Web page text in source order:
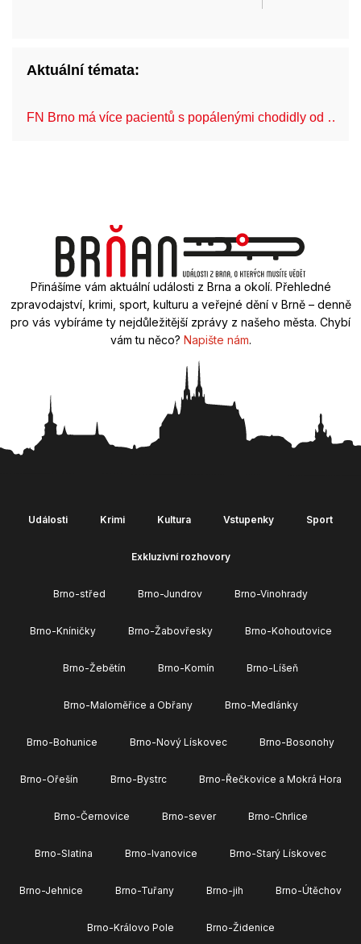
Aktuální témata:
FN Brno má více pacientů s popálenými chodidly od …
Přinášíme vám aktuální události z Brna a okolí. Přehledné
zpravodajství, krimi, sport, kulturu a veřejné dění v Brně – denně
pro vás vybíráme ty nejdůležitější zprávy z našeho města. Chybí
vám tu něco? Napište nám.
Události Krimi Kultura Vstupenky Sport
Exkluzivní rozhovory
Brno-střed Brno-Jundrov Brno-Vinohrady
Brno-Kníničky Brno-Žabovřesky Brno-Kohoutovice
Brno-Žebětín Brno-Komín Brno-Líšeň
Brno-Maloměřice a Obřany Brno-Medlánky
Brno-Bohunice Brno-Nový Lískovec Brno-Bosonohy
Brno-Ořešín Brno-Bystrc Brno-Řečkovice a Mokrá Hora
Brno-Černovice Brno-sever Brno-Chrlice
Brno-Slatina Brno-Ivanovice Brno-Starý Lískovec
Brno-Jehnice Brno-Tuřany Brno-jih Brno-Útěchov
Brno-Královo Pole Brno-Židenice